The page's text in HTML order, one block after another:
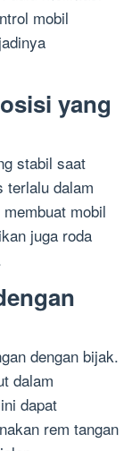
mobil
yang
stabil saat
terlalu dalam
mobil
juga roda
dengan bijak.
dalam
dapat
rem tangan